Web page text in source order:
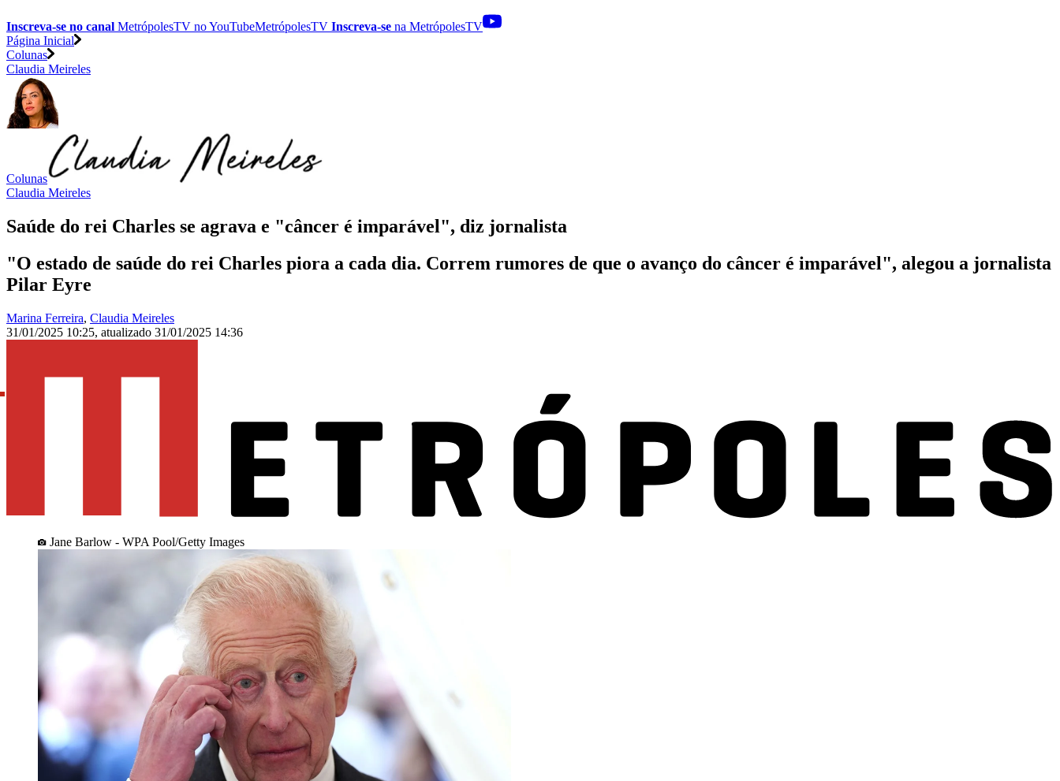
Inscreva-se no canal MetrópolesTV noYouTubeMetrópolesTV Inscreva-se na MetrópolesTV
Página Inicial
Colunas
Claudia Meireles
Colunas
Claudia Meireles
Saúde do rei Charles se agrava e "câncer é imparável", diz jornalista
"O estado de saúde do rei Charles piora a cada dia. Correm rumores de que o avanço do câncer é imparável", alegou a jornalista
Pilar Eyre
Marina Ferreira, Claudia Meireles
31/01/2025 10:25, atualizado 31/01/2025 14:36
Jane Barlow - WPA Pool/Getty Images